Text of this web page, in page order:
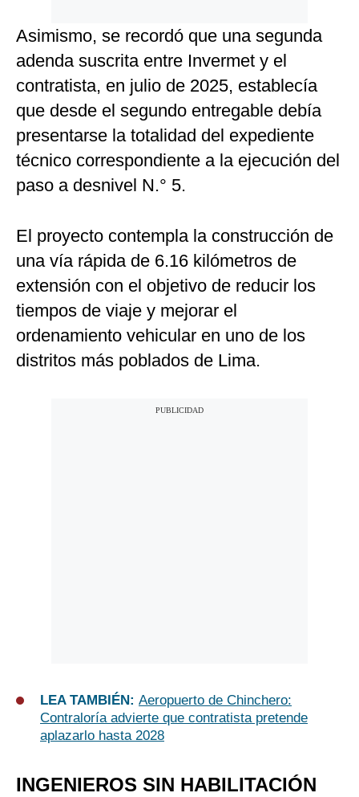
Asimismo, se recordó que una segunda
adenda suscrita entre Invermet y el
contratista, en julio de 2025, establecía
que desde el segundo entregable debía
presentarse la totalidad del expediente
técnico correspondiente a la ejecución del
paso a desnivel N.° 5.
El proyecto contempla la construcción de
una vía rápida de 6.16 kilómetros de
extensión con el objetivo de reducir los
tiempos de viaje y mejorar el
ordenamiento vehicular en uno de los
distritos más poblados de Lima.
LEA TAMBIÉN: Aeropuerto de Chinchero:
Contraloría advierte que contratista pretende
aplazarlo hasta 2028
INGENIEROS SIN HABILITACIÓN